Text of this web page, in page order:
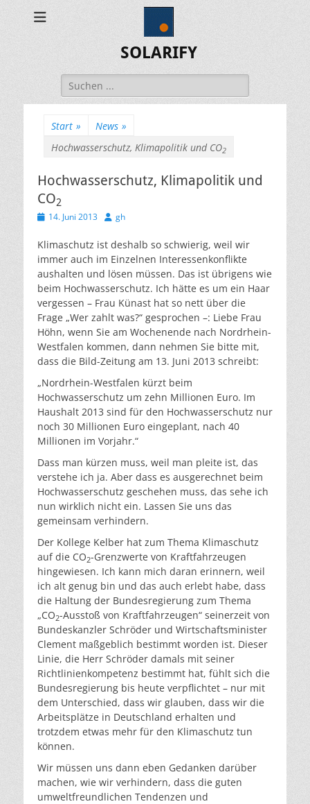
SOLARIFY
Suchen
nach:
Start » News »
Hochwasserschutz, Klimapolitik und CO2
Hochwasserschutz, Klimapolitik und
CO2
Veröffentlicht
14. Juni 2013 Autor
gh
Klimaschutz ist deshalb so schwierig, weil wir
immer auch im Einzelnen Interessenkonflikte
aushalten und lösen müssen. Das ist übrigens wie
beim Hochwasserschutz. Ich hätte es um ein Haar
vergessen – Frau Künast hat so nett über die
Frage „Wer zahlt was?“ gesprochen –: Liebe Frau
Höhn, wenn Sie am Wochenende nach Nordrhein-
Westfalen kommen, dann nehmen Sie bitte mit,
dass die Bild-Zeitung am 13. Juni 2013 schreibt:
„Nordrhein-Westfalen kürzt beim
Hochwasserschutz um zehn Millionen Euro. Im
Haushalt 2013 sind für den Hochwasserschutz nur
noch 30 Millionen Euro eingeplant, nach 40
Millionen im Vorjahr.“
Dass man kürzen muss, weil man pleite ist, das
verstehe ich ja. Aber dass es ausgerechnet beim
Hochwasserschutz geschehen muss, das sehe ich
nun wirklich nicht ein. Lassen Sie uns das
gemeinsam verhindern.
Der Kollege Kelber hat zum Thema Klimaschutz
auf die CO2-Grenzwerte von Kraftfahrzeugen
hingewiesen. Ich kann mich daran erinnern, weil
ich alt genug bin und das auch erlebt habe, dass
die Haltung der Bundesregierung zum Thema
„CO2-Ausstoß von Kraftfahrzeugen“ seinerzeit von
Bundeskanzler Schröder und Wirtschaftsminister
Clement maßgeblich bestimmt worden ist. Dieser
Linie, die Herr Schröder damals mit seiner
Richtlinienkompetenz bestimmt hat, fühlt sich die
Bundesregierung bis heute verpflichtet – nur mit
dem Unterschied, dass wir glauben, dass wir die
Arbeitsplätze in Deutschland erhalten und
trotzdem etwas mehr für den Klimaschutz tun
können.
Wir müssen uns dann eben Gedanken darüber
machen, wie wir verhindern, dass die guten
umweltfreundlichen Tendenzen und